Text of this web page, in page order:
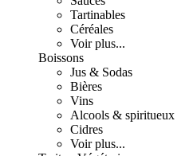
Tartinables
Céréales
Voir plus...
Boissons
Jus & Sodas
Bières
Vins
Alcools & spiritueux
Cidres
Voir plus...